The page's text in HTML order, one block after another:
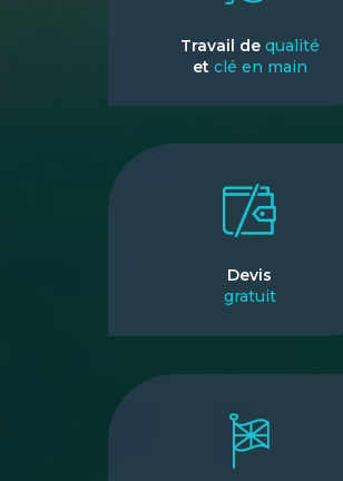
Travail de qualité
et clé en main
Devis
gratuit